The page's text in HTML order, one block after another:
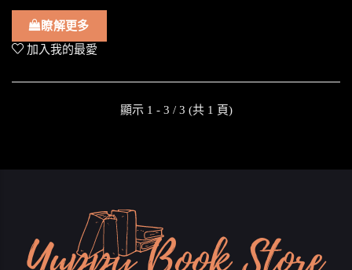
瞭解更多
加入我的最愛
顯示 1 - 3 / 3 (共 1 頁)